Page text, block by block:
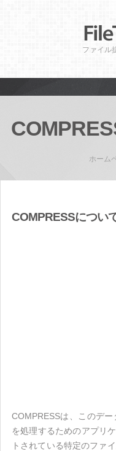
ファイル
ホーム
COMPRESSについ
COMPRESSは、このデ
を処理するためのアプリ
トされている特定のファ